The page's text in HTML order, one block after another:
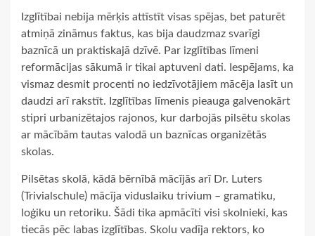
Izglītībai nebija mērķis attīstīt visas spējas, bet paturēt
atmiņā zināmus faktus, kas bija daudzmaz svarīgi
baznīcā un praktiskajā dzīvē. Par izglītības līmeni
reformācijas sākumā ir tikai aptuveni dati. Iespējams, ka
vismaz desmit procenti no iedzīvotājiem mācēja lasīt un
daudzi arī rakstīt. Izglītības līmenis pieauga galvenokārt
stipri urbanizētajos rajonos, kur darbojās pilsētu skolas
ar mācībām tautas valodā un baznīcas organizētās
skolas.
Pilsētas skolā, kādā bērnībā mācījās arī Dr. Luters
(Trivialschule) mācīja viduslaiku trivium – gramatiku,
loģiku un retoriku. Šādi tika apmācīti visi skolnieki, kas
tiecās pēc labas izglītības. Skolu vadīja rektors, ko